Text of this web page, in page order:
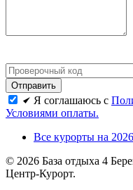
Я соглашаюсь с
Условиями оплаты.
Все курорты на
© 2026 База отдыха 4
Центр-Курорт.